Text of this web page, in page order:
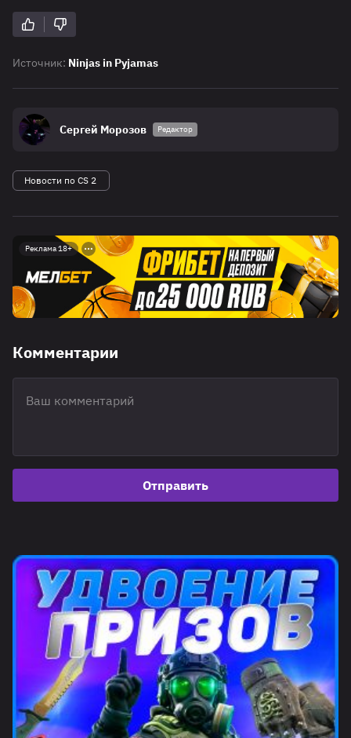
Источник: Ninjas in Pyjamas
Сергей Морозов Редактор
Новости по CS 2
Реклама 18+
Комментарии
Отправить